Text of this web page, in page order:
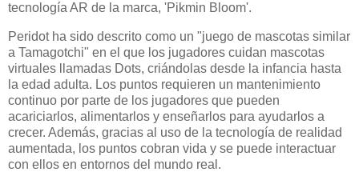
tecnología AR de la marca, 'Pikmin Bloom'.
Peridot ha sido descrito como un "juego de mascotas similar
a Tamagotchi" en el que los jugadores cuidan mascotas
virtuales llamadas Dots, criándolas desde la infancia hasta
la edad adulta. Los puntos requieren un mantenimiento
continuo por parte de los jugadores que pueden
acariciarlos, alimentarlos y enseñarlos para ayudarlos a
crecer. Además, gracias al uso de la tecnología de realidad
aumentada, los puntos cobran vida y se puede interactuar
con ellos en entornos del mundo real.